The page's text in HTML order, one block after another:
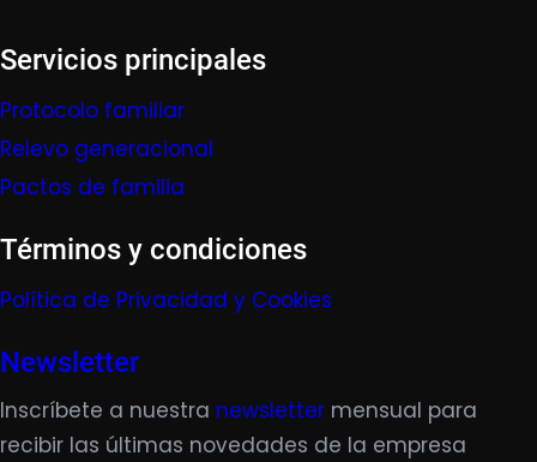
Servicios principales
Protocolo familiar
Relevo generacional
Pactos de familia
Términos y condiciones
Política de Privacidad y Cookies
Newsletter
Inscríbete a nuestra newsletter mensual para
recibir las últimas novedades de la empresa